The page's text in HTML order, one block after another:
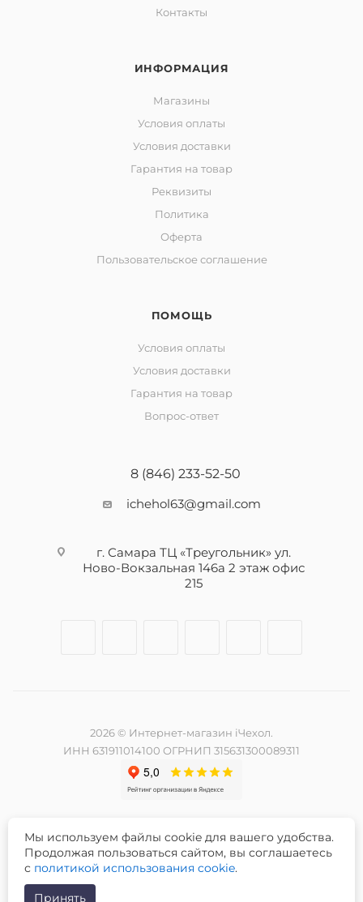
Контакты
ИНФОРМАЦИЯ
Магазины
Условия оплаты
Условия доставки
Гарантия на товар
Реквизиты
Политика
Оферта
Пользовательское соглашение
ПОМОЩЬ
Условия оплаты
Условия доставки
Гарантия на товар
Вопрос-ответ
8 (846) 233-52-50
ichehol63@gmail.com
г. Самара ТЦ «Треугольник» ул.
Ново-Вокзальная 146а 2 этаж офис
215
2026 © Интернет-магазин iЧехол.
ИНН 631911014100 ОГРНИП 315631300089311
Разработка и продвижение сайта -
Мы используем файлы cookie для вашего удобства.
Продолжая пользоваться сайтом, вы соглашаетесь
с политикой использования cookie.
Принять